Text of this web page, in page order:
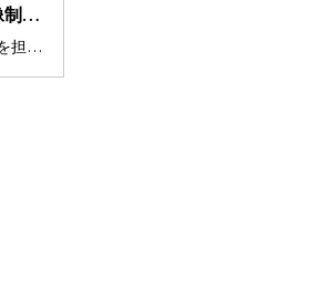
【実績紹介】いといがわキャリアフェスティバルで映像制作・イベント設営をワンストップ担当しました
いといがわキャリアフェスティバルで映像制作・イベント設営を担当しました合同会社アイフィルムの小池です。今回は、地元・糸魚川市で毎年開催されているキャリア教育イベント**「いといがわキャリアフェスティバル（キャリアフェスティバルいといがわ）」**での実績をご紹介します。立ち上げ期から約5年にわたり、映像制作・音響・イベント設営・電源工事・記録撮影・ブース出店まで、ワンストップで関わらせていただいています。いといがわキャリアフェスティバルとは？「キャリアフェスティバルいといがわ」は、糸魚川市内4中学校の3年生全員を対象にしたキャリア教育イベントです。itoigawa.ed.jp • 対象：市内4中学校の3年生 • 会場：市民総合体育館 • 内容：中学生が地域で働く大人と対話し、仕事や生き方に触れるキャリア教育事業 • 出展事業所：50社前後（年度により変動）文部科学省の事例集にも取り上げられており、糸魚川市のキャリア教育の象徴的な取り組みとして評価されています。文部科学省アイフィルムの担当業務一覧いといがわキャリアフェスティバルでは、以下のような業務を一括で担当しました。 • イベント設営